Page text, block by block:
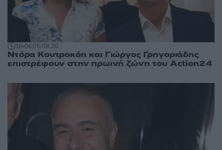
16:0605.08.26
Ντόρα Κουτροκόη και Γιώργος Γρηγοριάδης
επιστρέφουν στην πρωινή ζώνη του Action24